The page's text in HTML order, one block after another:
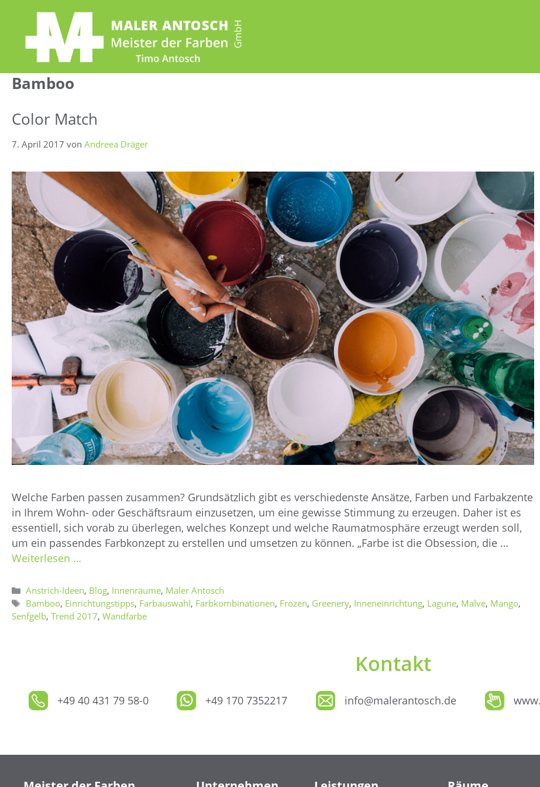
springen
Bamboo
Color Match
7. April 2017 von Andreea Dräger
Welche Farben passen zusammen? Grundsätzlich gibt es verschiedenste Ansätze, Farben und Farbakzente
in Ihrem Wohn- oder Geschäftsraum einzusetzen, um eine gewisse Stimmung zu erzeugen. Daher ist es
essentiell, sich vorab zu überlegen, welches Konzept und welche Raumatmosphäre erzeugt werden soll,
um ein passendes Farbkonzept zu erstellen und umsetzen zu können. „Farbe ist die Obsession, die …
Weiterlesen …
Kategorien
Anstrich-Ideen, Blog, Innenräume, Maler Antosch
Schlagwörter
Bamboo, Einrichtungstipps, Farbauswahl, Farbkombinationen, Frozen, Greenery, Inneneinrichtung, Lagune, Malve, Mango,
Senfgelb, Trend 2017, Wandfarbe
Kontakt
+49 40 431 79 58-0 +49 170 7352217 info@malerantosch.de